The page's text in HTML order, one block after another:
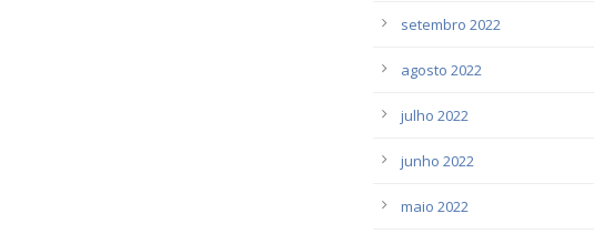
setembro 2022
agosto 2022
julho 2022
junho 2022
maio 2022